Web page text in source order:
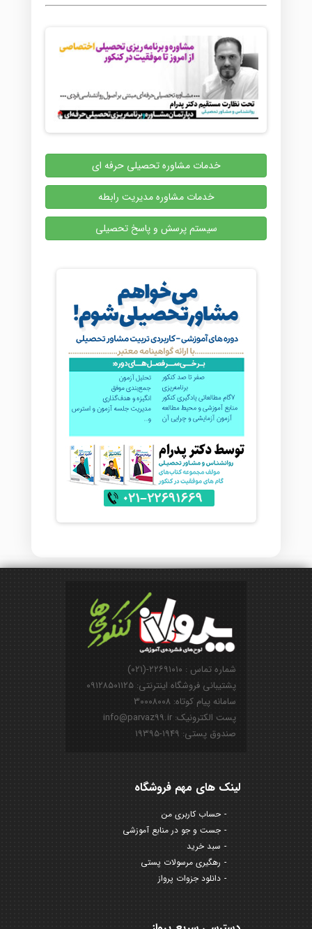
خدمات مشاوره تحصیلی حرفه ای
خدمات مشاوره مدیریت رابطه
سیستم پرسش و پاسخ تحصیلی
شماره تماس : ۲۲۶۹۱۰۱۰-(۰۲۱)
پشتیبانی فروشگاه اینترنتی: ۰۹۱۲۸۵۰۱۱۲۵
سامانه پیام کوتاه: ۳۰۰۰۸۰۰۸
پست الکترونیک: info@parvaz99.ir
صندوق پستی: ۱۹۴۹-۱۹۳۹۵
لینک های مهم فروشگاه
حساب کاربری من
جست و جو در منابع آموزشی
سبد خرید
رهگیری مرسولات پستی
دانلود جزوات پرواز